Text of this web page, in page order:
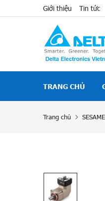
Giới thiệu Tin tức
TRANG CHỦ
Trang chủ SESAME